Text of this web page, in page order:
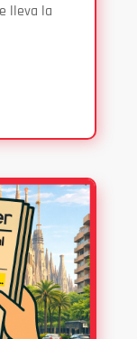
lleva la